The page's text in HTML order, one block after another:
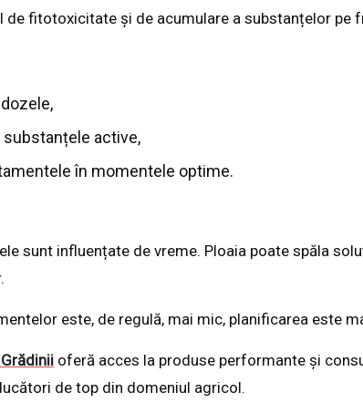
de fitotoxicitate și de acumulare a substanțelor pe
active,
în momentele optime.
sunt influențate de vreme. Ploaia poate spăla
este, de regulă, mai mic, planificarea este
oferă acces la produse performante și
de top din domeniul agricol.